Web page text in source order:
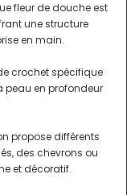
fleur de douche est
une structure
en main.
crochet spécifique
peau en profondeur
propose différents
des chevrons ou
et décoratif.